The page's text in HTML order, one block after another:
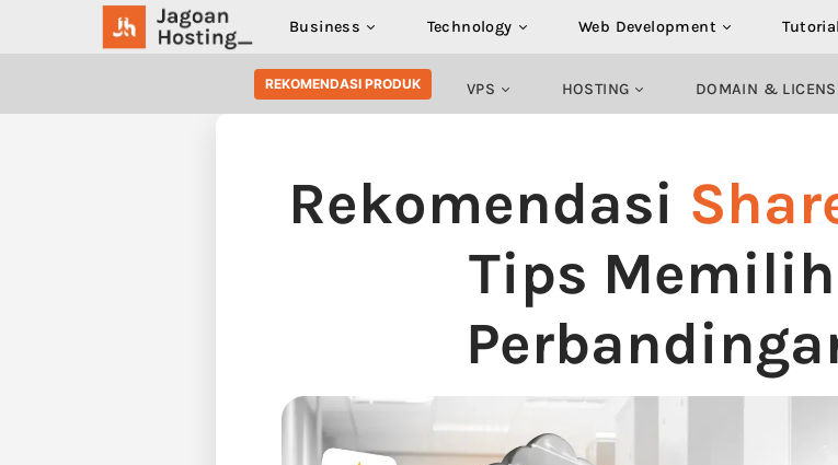
Business Technology Web Development Tutorial
SEARCH FOR:
REKOMENDASI PRODUK VPS HOSTING DOMAIN &
Rekomendasi
Tips